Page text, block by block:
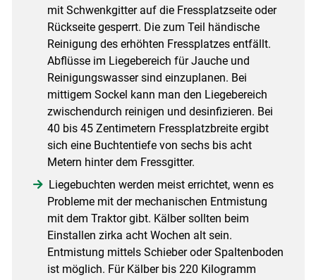
mit Schwenkgitter auf die Fressplatzseite oder
Rückseite gesperrt. Die zum Teil händische
Reinigung des erhöhten Fressplatzes entfällt.
Abflüsse im Liegebereich für Jauche und
Reinigungswasser sind einzuplanen. Bei
mittigem Sockel kann man den Liegebereich
zwischendurch reinigen und desinfizieren. Bei
40 bis 45 Zentimetern Fressplatzbreite ergibt
sich eine Buchtentiefe von sechs bis acht
Metern hinter dem Fressgitter.
Liegebuchten werden meist errichtet, wenn es
Probleme mit der mechanischen Entmistung
mit dem Traktor gibt. Kälber sollten beim
Einstallen zirka acht Wochen alt sein.
Entmistung mittels Schieber oder Spaltenboden
ist möglich. Für Kälber bis 220 Kilogramm